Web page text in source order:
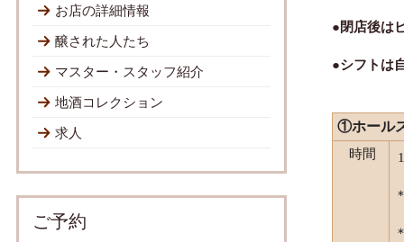
●閉店後は
●シフトは
①ホール
時間
お店の詳細情報
醸された人たち
マスター・スタッフ紹介
地酒コレクション
求人
ご予約